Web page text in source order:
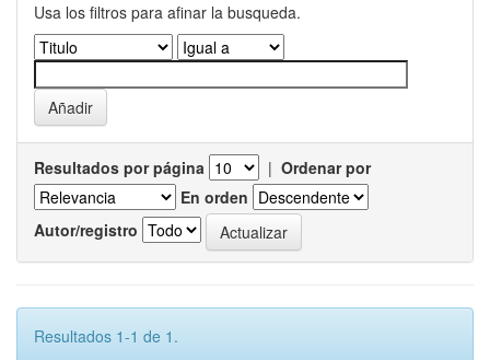
Usa los filtros para afinar la busqueda.
Resultados por página | Ordenar por
En orden
Autor/registro
Resultados 1-1 de 1.